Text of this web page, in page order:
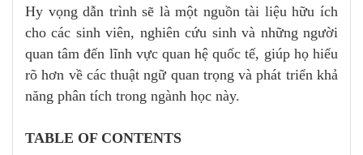
Hy vọng dẫn trình sẽ là một nguồn tài liệu hữu ích
cho các sinh viên, nghiên cứu sinh và những người
quan tâm đến lĩnh vực quan hệ quốc tế, giúp họ hiểu
rõ hơn về các thuật ngữ quan trọng và phát triển khả
năng phân tích trong ngành học này.
TABLE OF CONTENTS